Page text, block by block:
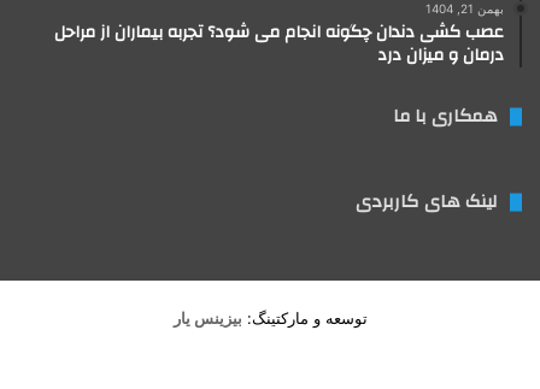
بهمن 21, 1404
عصب کشی دندان چگونه انجام می شود؟ تجربه بیماران از مراحل
درمان و میزان درد
همکاری با ما
لینک های کاربردی
توسعه و مارکتینگ: بیزینس یار